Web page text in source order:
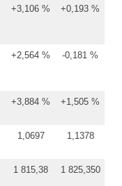
+3,106 % +0,193 %
+2,564 % -0,181 %
+3,884 % +1,505 %
1,0697 1,1378
1 815,38 1 825,350